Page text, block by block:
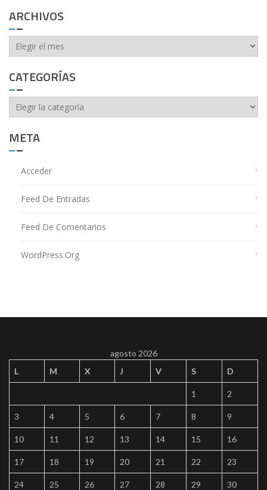
ARCHIVOS
Archivos
CATEGORÍAS
Categorías
META
Acceder
Feed De Entradas
Feed De Comentarios
WordPress.org
agosto 2026
L
M X J V S D
1 2
3 4 5 6 7 8 9
10 11 12 13 14 15 16
17 18 19 20 21 22 23
24 25 26 27 28 29 30